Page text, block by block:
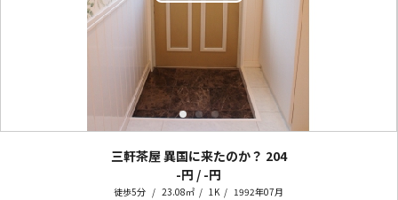
三軒茶屋 異国に来たのか？ 204
-円 / -円
徒歩5分 23.08㎡ 1K 1992年07月